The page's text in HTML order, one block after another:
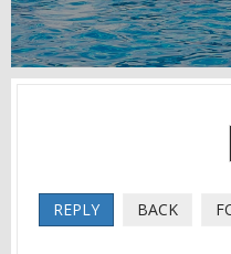
REPLY BACK